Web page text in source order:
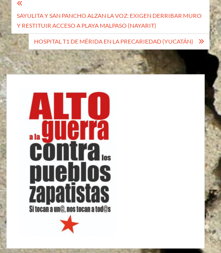
Navegación
de
entradas
SAYULITA Y SAN PANCHO ALZAN LA VOZ: EXIGEN DERRIBAR MURO
Y RESTITUIR ACCESO A PLAYA MALPASO (NAYARIT)
HOSPITAL T1 DE MÉRIDA EN LA PRECARIEDAD (YUCATÁN)